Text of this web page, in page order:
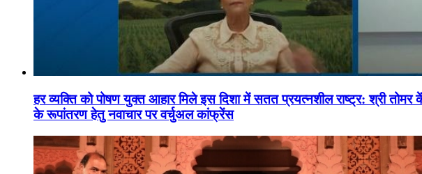
हर व्यक्ति को पोषण युक्त आहार मिले इस दिशा में सतत प्रयत्नशील राष्ट्र: श्री तोमर
के रूपांतरण हेतु नवाचार पर वर्चुअल कांफ्रेंस